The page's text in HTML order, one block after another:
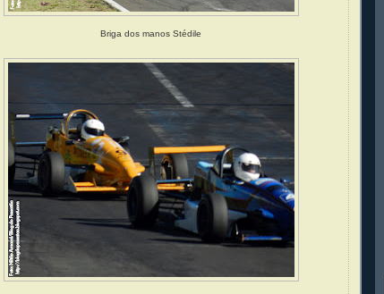
Briga dos manos Stédile